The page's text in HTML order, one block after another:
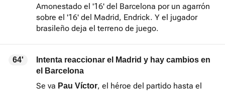
Amonestado el '16' del Barcelona por un agarrón
sobre el '16' del Madrid, Endrick. Y el jugador
brasileño deja el terreno de juego.
64'
Intenta reaccionar el Madrid y hay cambios en
el Barcelona
Se va Pau Víctor, el héroe del partido hasta el